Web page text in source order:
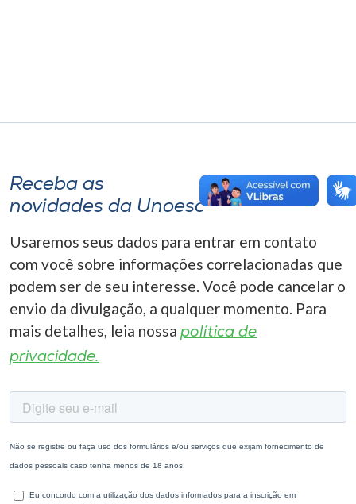
Receba as
novidades da Unoesc
Usaremos seus dados para entrar em contato
com você sobre informações correlacionadas que
podem ser de seu interesse. Você pode cancelar o
envio da divulgação, a qualquer momento. Para
mais detalhes, leia nossa política de
privacidade.